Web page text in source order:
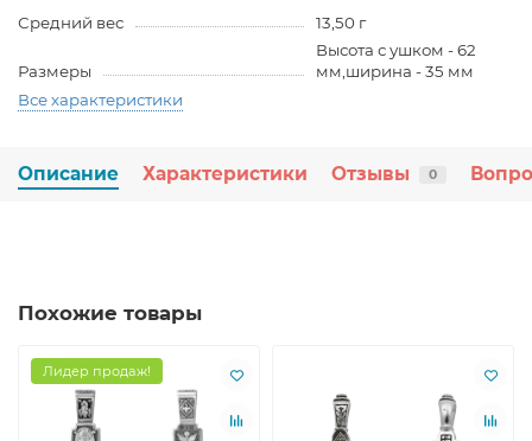
Средний вес 13,50 г
Размеры
Высота с ушком - 62
мм,ширина - 35 мм
Все характеристики
Описание Характеристики Отзывы 0
Похожие товары
Лидер продаж!